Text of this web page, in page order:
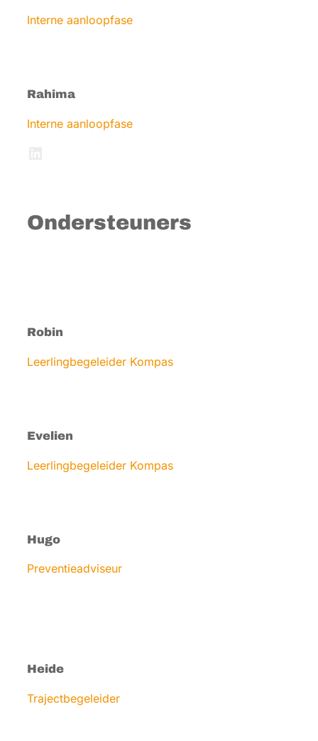
Interne aanloopfase
Rahima
Interne aanloopfase
Ondersteuners
Robin
Leerlingbegeleider Kompas
Evelien
Leerlingbegeleider Kompas
Hugo
Preventieadviseur
Heide
Trajectbegeleider